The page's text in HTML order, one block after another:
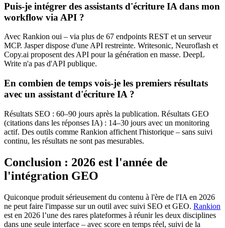
Puis-je intégrer des assistants d'écriture IA dans mon
workflow via API ?
Avec Rankion oui – via plus de 67 endpoints REST et un serveur
MCP. Jasper dispose d'une API restreinte. Writesonic, Neuroflash et
Copy.ai proposent des API pour la génération en masse. DeepL
Write n'a pas d'API publique.
En combien de temps vois-je les premiers résultats
avec un assistant d'écriture IA ?
Résultats SEO : 60–90 jours après la publication. Résultats GEO
(citations dans les réponses IA) : 14–30 jours avec un monitoring
actif. Des outils comme Rankion affichent l'historique – sans suivi
continu, les résultats ne sont pas mesurables.
Conclusion : 2026 est l'année de
l'intégration GEO
Quiconque produit sérieusement du contenu à l'ère de l'IA en 2026
ne peut faire l'impasse sur un outil avec suivi SEO et GEO. Rankion
est en 2026 l’une des rares plateformes à réunir les deux disciplines
dans une seule interface – avec score en temps réel, suivi de la